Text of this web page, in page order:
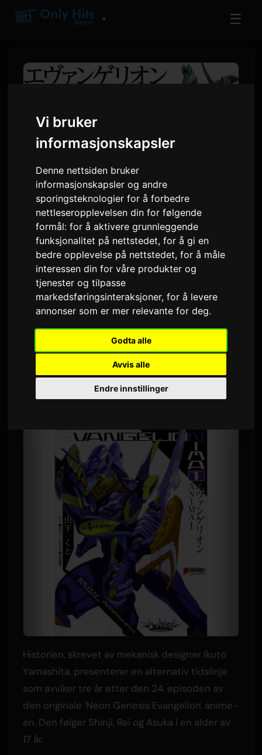
Vi bruker
informasjonskapsler
Denne nettsiden bruker
informasjonskapsler og andre
sporingsteknologier for å forbedre
nettleseropplevelsen din for følgende
formål:for å aktivere grunnleggende
funksjonalitet på nettstedet,for å gi en
bedre opplevelse på nettstedet,for å måle
interessen din for våre produkter og
tjenester og tilpasse
markedsføringsinteraksjoner,for å levere
annonser som er mer relevante for deg.
Godta alle
Avvis alle
Endre innstillinger
▼ ☰
Evangelion ANIMA Spin-Off
Novel Series Launches as
Audiobook
Sam 8 juli 2026
Oversatt fra engelsk
1,638 visninger
Den offisielle spin-off roman-serien
'Evangelion ANIMA' er nå tilgjengelig som
lydbok. Den første volumet strømmes for tiden
på Audible, med påfølgende volumer planlagt
for månedlig utgivelse gjennom oktober 2026.
Historien, skrevet av mekanisk designer Ikuto
Yamashita, presenterer en alternativ tidslinje
som avviker tre år etter den 24. episoden av
den originale 'Neon Genesis Evangelion' anime-
en. Den følger Shinji, Rei og Asuka i en alder av
17 år.